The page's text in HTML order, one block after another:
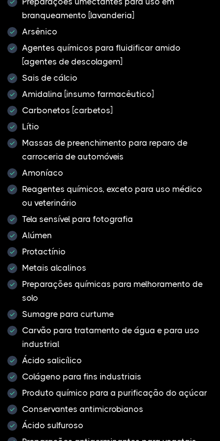
branqueamento [lavanderia]
Arsênico
Agentes químicos para fluidificar amido
[agentes de descolagem]
Sais de cálcio
Amidalina [insumo farmacêutico]
Carbonetos [carbetos]
Lítio
Massas de preenchimento para reparo de
carroceria de automóveis
Amoníaco
Reagentes químicos, exceto para uso médico
ou veterinário
Tela sensível para fotografia
Alúmen
Protactínio
Metais alcalinos
Preparações químicas para melhoramento de
solo
Sumagre para curtume
Carvão para tratamento de água e para uso
industrial
Ácido salicílico
Colágeno para fins industriais
Produto químico para a purificação do açúcar
Conservantes antimicrobianos
Ácido sulfuroso